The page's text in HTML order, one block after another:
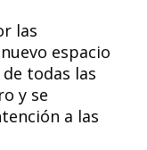
las
espacio
todas las
y se
a las